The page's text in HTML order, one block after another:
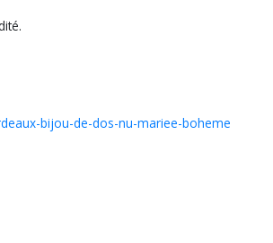
bijou-de-dos-nu-mariee-boheme